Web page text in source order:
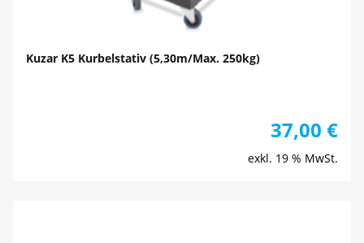
Kuzar K5 Kurbelstativ (5,30m/Max. 250kg)
37,00 €
exkl. 19 % MwSt.